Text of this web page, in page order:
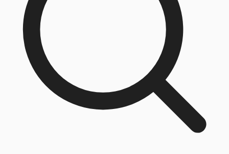
倉庫・物流センター
地図検索
記事
仲介会社様はこちらへ
お気に入り
お電話